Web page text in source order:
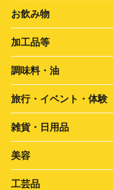
お飲み物
加工品等
調味料・油
旅行・イベント・体験
雑貨・日用品
美容
工芸品